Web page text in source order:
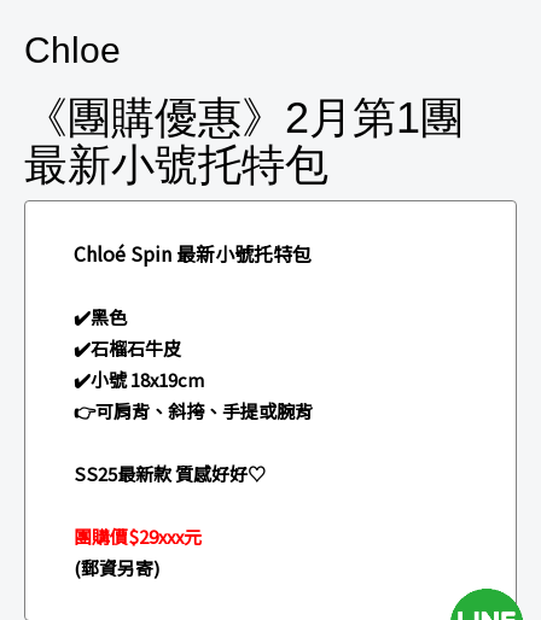
Chloe
《團購優惠》2月第1團
最新小號托特包
Chloé Spin 最新小號托特包
✔️黑色
✔️石榴石牛皮
✔️小號 18x19cm
👉可肩背、斜挎、手提或腕背
SS25最新款 質感好好♡
團購價$29xxx元
(郵資另寄)